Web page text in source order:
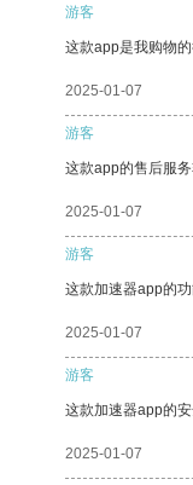
游客
这款app是我购物
2025-01-07
游客
这款app的售后服
2025-01-07
游客
这款加速器app的
2025-01-07
游客
这款加速器app的
2025-01-07